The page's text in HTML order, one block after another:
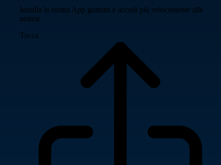
Installa la nostra App gratuita e accedi più velocemente alle
notizie
Tocca